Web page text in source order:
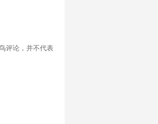
评论，并不代表